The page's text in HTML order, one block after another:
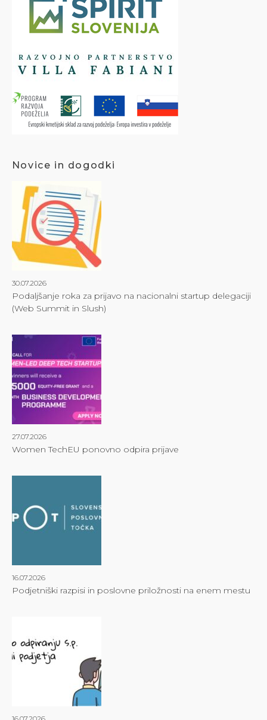
Novice in dogodki
30.07.2026
Podaljšanje roka za prijavo na nacionalni startup delegaciji
(Web Summit in Slush)
27.07.2026
Women TechEU ponovno odpira prijave
16.07.2026
Podjetniški razpisi in poslovne priložnosti na enem mestu